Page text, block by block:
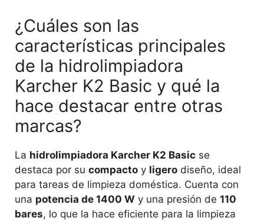
¿Cuáles son las
características principales
de la hidrolimpiadora
Karcher K2 Basic y qué la
hace destacar entre otras
marcas?
La hidrolimpiadora Karcher K2 Basic se
destaca por su compacto y ligero diseño, ideal
para tareas de limpieza doméstica. Cuenta con
una potencia de 1400 W y una presión de 110
bares, lo que la hace eficiente para la limpieza